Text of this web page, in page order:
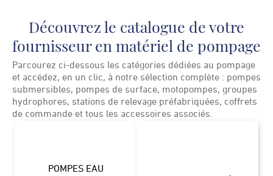
Découvrez le catalogue de votre
fournisseur en matériel de pompage
Parcourez ci-dessous les catégories dédiées au pompage
et accédez, en un clic, à notre sélection complète : pompes
submersibles, pompes de surface, motopompes, groupes
hydrophores, stations de relevage préfabriquées, coffrets
de commande et tous les accessoires associés.
POMPES EAU